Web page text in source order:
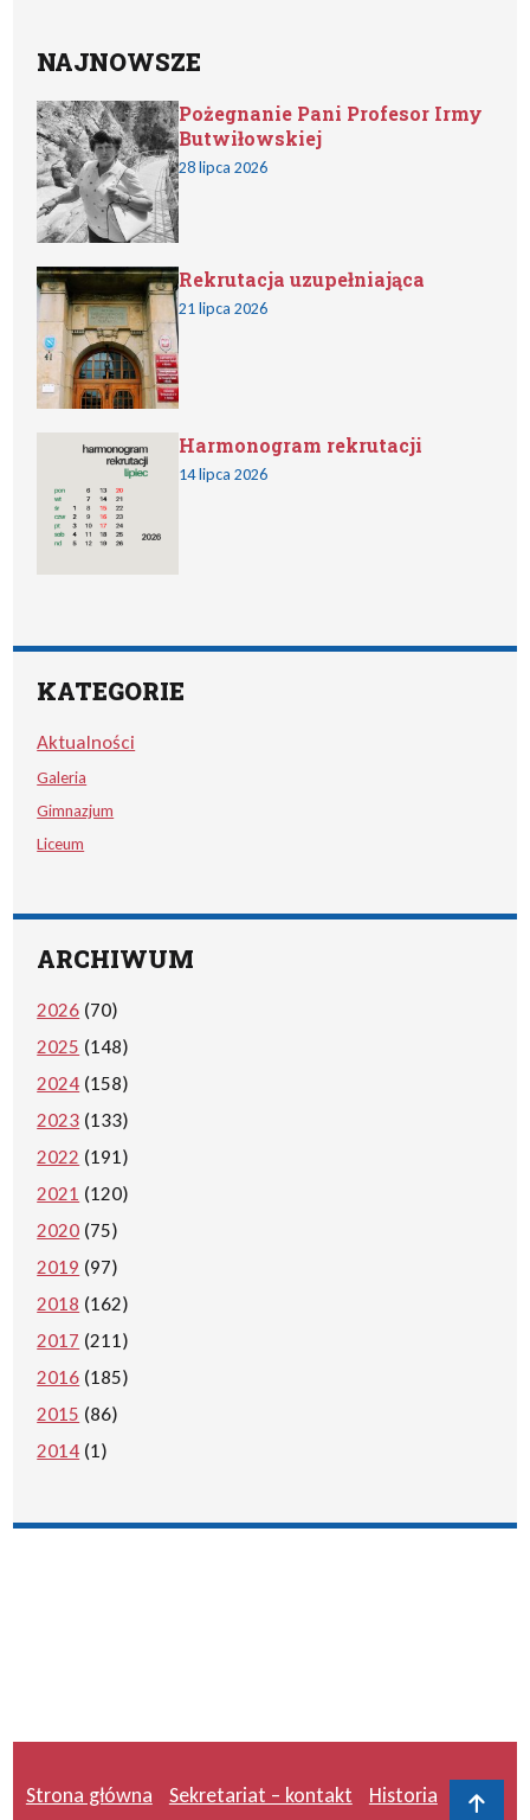
NAJNOWSZE
Pożegnanie Pani Profesor Irmy
Butwiłowskiej
28 lipca 2026
Rekrutacja uzupełniająca
21 lipca 2026
Harmonogram rekrutacji
14 lipca 2026
KATEGORIE
Aktualności
Galeria
Gimnazjum
Liceum
ARCHIWUM
2026 (70)
2025 (148)
2024 (158)
2023 (133)
2022 (191)
2021 (120)
2020 (75)
2019 (97)
2018 (162)
2017 (211)
2016 (185)
2015 (86)
2014 (1)
Strona główna Sekretariat – kontakt Historia Do